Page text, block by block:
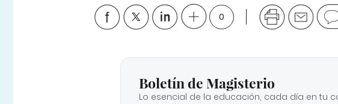
0
Boletín de Magisterio
Lo esencial de la educación, cada día en tu